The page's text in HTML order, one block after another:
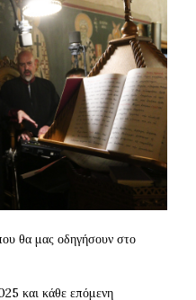
θα μας οδηγήσουν στο
και κάθε επόμενη